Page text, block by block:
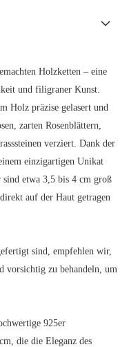
Holzketten – eine
und filigraner Kunst.
Holz präzise gelasert und
zarten Rosenblättern,
verziert. Dank der
einzigartigen Unikat
sind etwa 3,5 bis 4 cm groß
auf der Haut getragen
sind, empfehlen wir,
vorsichtig zu behandeln, um
925er
die die Eleganz des